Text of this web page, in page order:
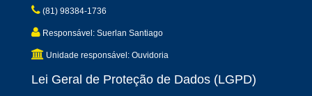
(81) 98384-1736
Responsável: Suerlan Santiago
Unidade responsável: Ouvidoria
Lei Geral de Proteção de Dados (LGPD)